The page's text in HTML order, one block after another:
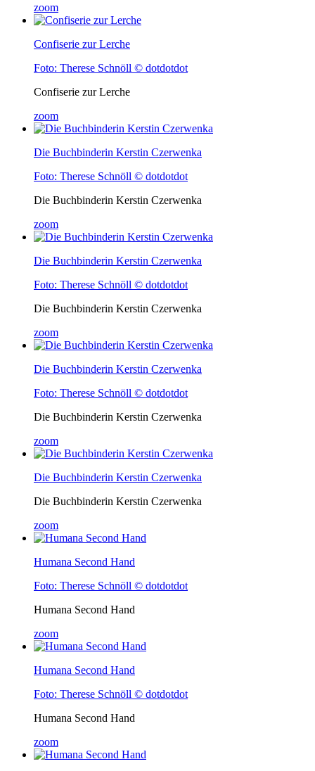
zoom
Confiserie zur Lerche
Foto: Therese Schnöll © dotdotdot
Confiserie zur Lerche
zoom
Die Buchbinderin Kerstin Czerwenka
Foto: Therese Schnöll © dotdotdot
Die Buchbinderin Kerstin Czerwenka
zoom
Die Buchbinderin Kerstin Czerwenka
Foto: Therese Schnöll © dotdotdot
Die Buchbinderin Kerstin Czerwenka
zoom
Die Buchbinderin Kerstin Czerwenka
Foto: Therese Schnöll © dotdotdot
Die Buchbinderin Kerstin Czerwenka
zoom
Die Buchbinderin Kerstin Czerwenka
Die Buchbinderin Kerstin Czerwenka
zoom
Humana Second Hand
Foto: Therese Schnöll © dotdotdot
Humana Second Hand
zoom
Humana Second Hand
Foto: Therese Schnöll © dotdotdot
Humana Second Hand
zoom